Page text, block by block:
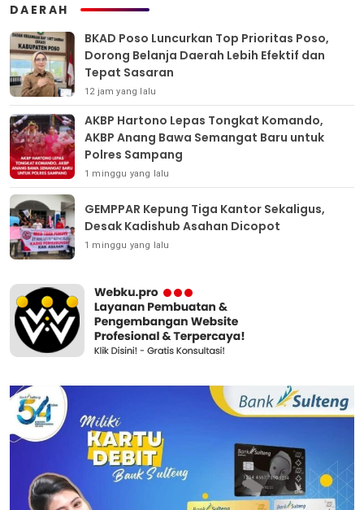
DAERAH
BKAD Poso Luncurkan Top Prioritas Poso,
Dorong Belanja Daerah Lebih Efektif dan
Tepat Sasaran
12 jam yang lalu
AKBP Hartono Lepas Tongkat Komando,
AKBP Anang Bawa Semangat Baru untuk
Polres Sampang
1 minggu yang lalu
GEMPPAR Kepung Tiga Kantor Sekaligus,
Desak Kadishub Asahan Dicopot
1 minggu yang lalu